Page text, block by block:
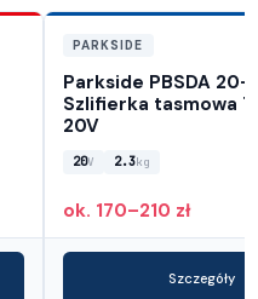
PARKSIDE
Parkside PBSDA 20-
Szlifierka tasmowa
20V
20V 2.3kg
ok. 170–210 zł
Szczegóły